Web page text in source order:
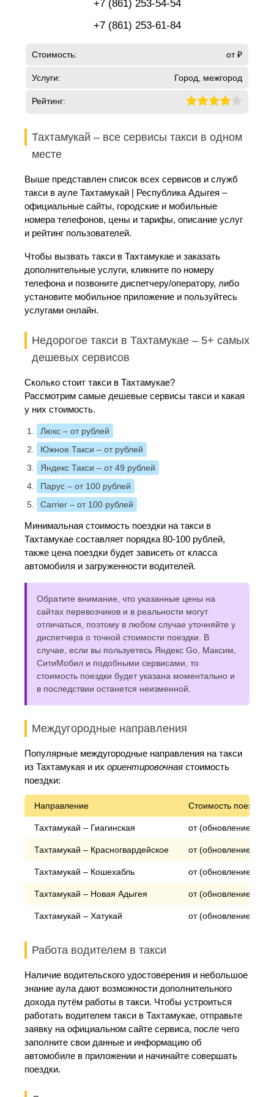
+7 (861) 253-54-54
+7 (861) 253-61-84
Стоимость: от ₽
Услуги: Город, межгород
Рейтинг:
Тахтамукай – все сервисы такси в одном
месте
Выше представлен список всех сервисов и служб
такси в ауле Тахтамукай | Республика Адыгея –
официальные сайты, городские и мобильные
номера телефонов, цены и тарифы, описание услуг
и рейтинг пользователей.
Чтобы вызвать такси в Тахтамукае и заказать
дополнительные услуги, кликните по номеру
телефона и позвоните диспетчеру/оператору, либо
установите мобильное приложение и пользуйтесь
услугами онлайн.
Недорогое такси в Тахтамукае – 5+ самых
дешевых сервисов
Сколько стоит такси в Тахтамукае?
Рассмотрим самые дешевые сервисы такси и какая
у них стоимость.
Люкс – от рублей
Южное Такси – от рублей
Яндекс Такси – от 49 рублей
Парус – от 100 рублей
Carrier – от 100 рублей
Минимальная стоимость поездки на такси в
Тахтамукае составляет порядка 80-100 рублей,
также цена поездки будет зависеть от класса
автомобиля и загруженности водителей.
Обратите внимание, что указанные цены на
сайтах перевозчиков и в реальности могут
отличаться, поэтому в любом случае уточняйте у
диспетчера о точной стоимости поездки. В
случае, если вы пользуетесь Яндекс Go, Максим,
СитиМобил и подобными сервисами, то
стоимость поездки будет указана моментально и
в последствии останется неизменной.
Междугородные направления
Популярные междугородные направления на такси
из Тахтамукая и их ориентировочная стоимость
поездки:
Направление Стоимость поездки*
Тахтамукай – Гиагинская от (обновление)
Тахтамукай – Красногвардейское от (обновление)
Тахтамукай – Кошехабль от (обновление)
Тахтамукай – Новая Адыгея от (обновление)
Тахтамукай – Хатукай от (обновление)
Работа водителем в такси
Наличие водительского удостоверения и небольшое
знание аула дают возможности дополнительного
дохода путём работы в такси. Чтобы устроиться
работать водителем такси в Тахтамукае, отправьте
заявку на официальном сайте сервиса, после чего
заполните свои данные и информацию об
автомобиле в приложении и начинайте совершать
поездки.